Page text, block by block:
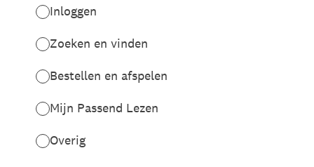
Inloggen
Zoeken en vinden
Bestellen en afspelen
Mijn Passend Lezen
Overig